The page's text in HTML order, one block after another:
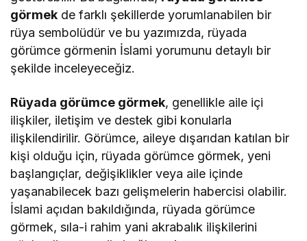
görmek de farklı şekillerde yorumlanabilen bir
rüya sembolüdür ve bu yazımızda, rüyada
görümce görmenin İslami yorumunu detaylı bir
şekilde inceleyeceğiz.
Rüyada görümce görmek, genellikle aile içi
ilişkiler, iletişim ve destek gibi konularla
ilişkilendirilir. Görümce, aileye dışarıdan katılan bir
kişi olduğu için, rüyada görümce görmek, yeni
başlangıçlar, değişiklikler veya aile içinde
yaşanabilecek bazı gelişmelerin habercisi olabilir.
İslami açıdan bakıldığında, rüyada görümce
görmek, sıla-i rahim yani akrabalık ilişkilerini